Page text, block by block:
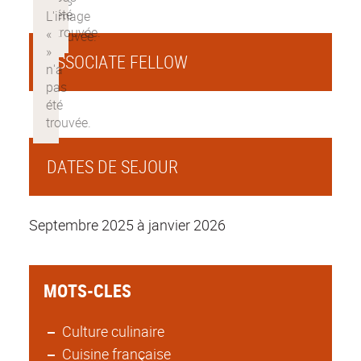
ASSOCIATE FELLOW
DATES DE SEJOUR
Septembre 2025 à janvier 2026
MOTS-CLES
Culture culinaire
Cuisine française